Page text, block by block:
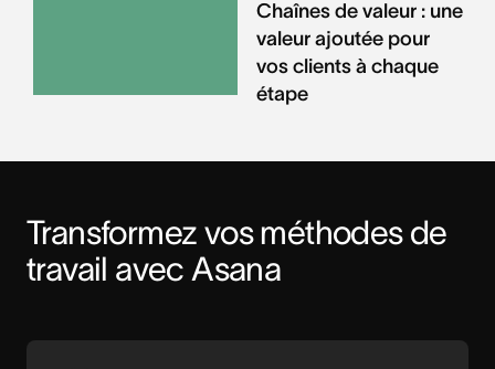
Chaînes de valeur : une
valeur ajoutée pour
vos clients à chaque
étape
Transformez vos méthodes de
travail avec Asana